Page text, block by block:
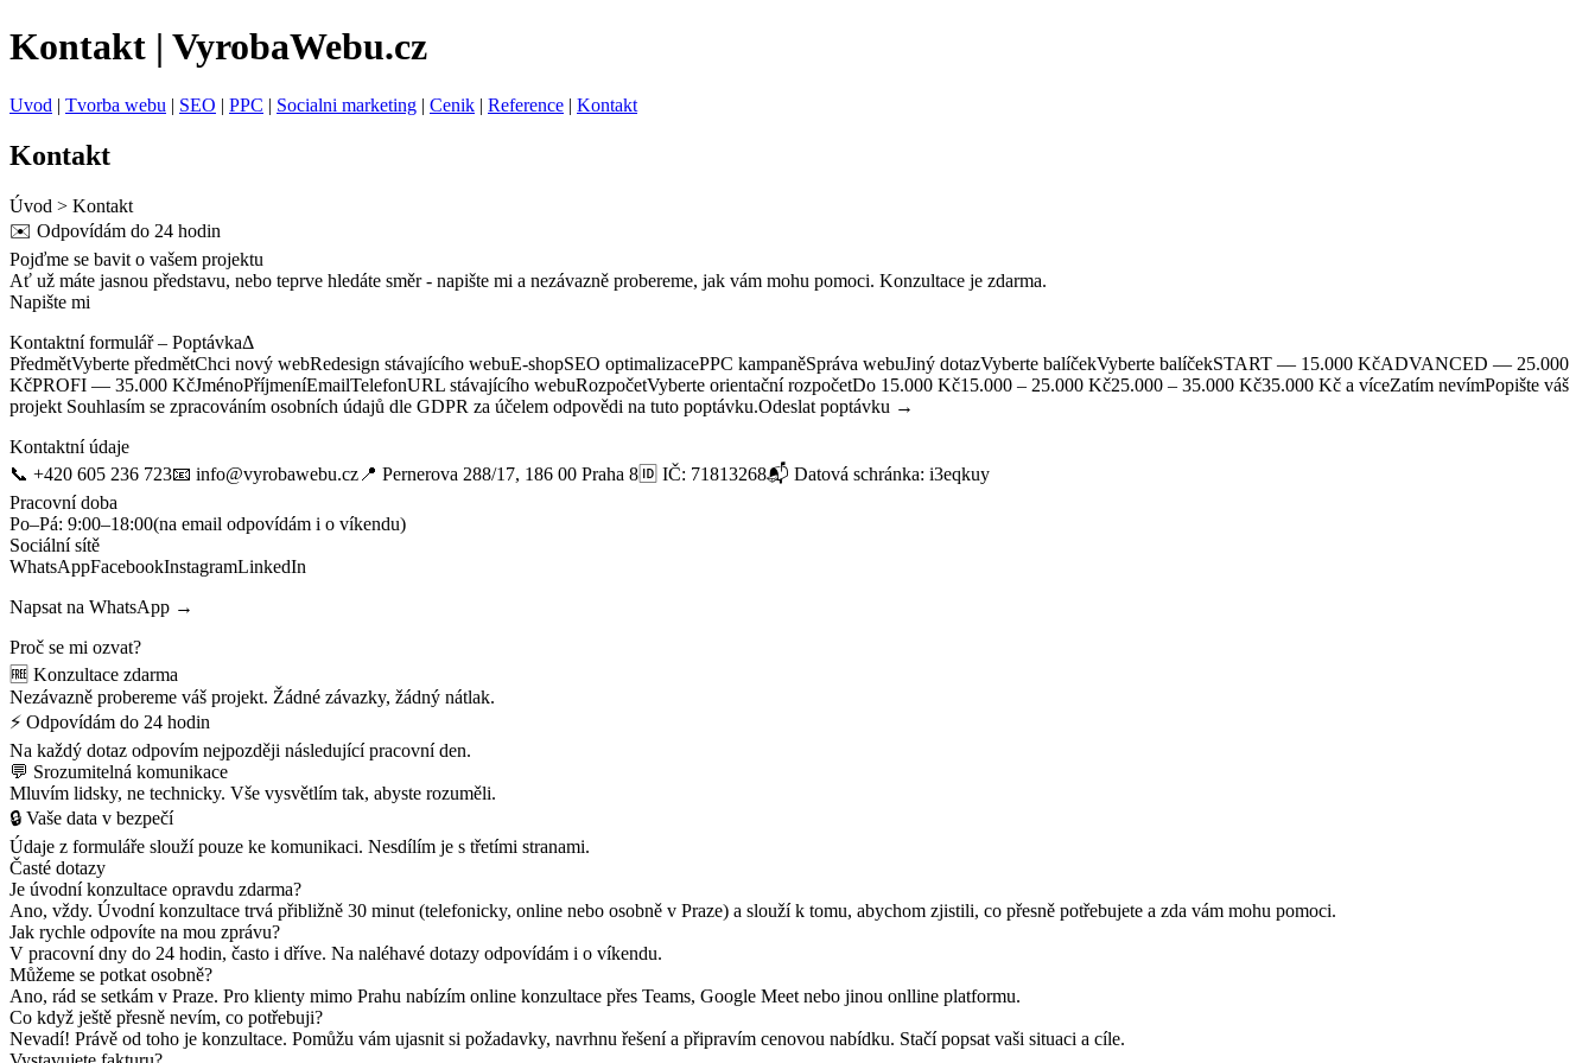
Kontakt | VyrobaWebu.cz
Uvod | Tvorba webu | SEO | PPC | Socialni marketing | Cenik | Reference | Kontakt
Kontakt
Úvod > Kontakt
✉️ Odpovídám do 24 hodin
Pojďme se bavit o vašem projektu
Ať už máte jasnou představu, nebo teprve hledáte směr - napište mi a nezávazně probereme, jak vám mohu pomoci. Konzultace je zdarma.
Napište mi
Kontaktní formulář – PoptávkaΔ
PředmětVyberte předmětChci nový webRedesign stávajícího webuE-shopSEO optimalizacePPC kampaněSpráva webuJiný dotazVyberte balíčekVyberte balíčekSTART — 15.000 KčADVANCED — 25.000
KčPROFI — 35.000 KčJménoPříjmeníEmailTelefonURL stávajícího webuRozpočetVyberte orientační rozpočetDo 15.000 Kč15.000 – 25.000 Kč25.000 – 35.000 Kč35.000 Kč a víceZatím nevímPopište váš
projekt Souhlasím se zpracováním osobních údajů dle GDPR za účelem odpovědi na tuto poptávku.Odeslat poptávku →
Kontaktní údaje
📞 +420 605 236 723📧 info@vyrobawebu.cz📍 Pernerova 288/17, 186 00 Praha 8🆔 IČ: 71813268📬 Datová schránka: i3eqkuy
Pracovní doba
Po–Pá: 9:00–18:00(na email odpovídám i o víkendu)
Sociální sítě
WhatsAppFacebookInstagramLinkedIn
Napsat na WhatsApp →
Proč se mi ozvat?
🆓 Konzultace zdarma
Nezávazně probereme váš projekt. Žádné závazky, žádný nátlak.
⚡ Odpovídám do 24 hodin
Na každý dotaz odpovím nejpozději následující pracovní den.
💬 Srozumitelná komunikace
Mluvím lidsky, ne technicky. Vše vysvětlím tak, abyste rozuměli.
🔒 Vaše data v bezpečí
Údaje z formuláře slouží pouze ke komunikaci. Nesdílím je s třetími stranami.
Časté dotazy
Je úvodní konzultace opravdu zdarma?
Ano, vždy. Úvodní konzultace trvá přibližně 30 minut (telefonicky, online nebo osobně v Praze) a slouží k tomu, abychom zjistili, co přesně potřebujete a zda vám mohu pomoci.
Jak rychle odpovíte na mou zprávu?
V pracovní dny do 24 hodin, často i dříve. Na naléhavé dotazy odpovídám i o víkendu.
Můžeme se potkat osobně?
Ano, rád se setkám v Praze. Pro klienty mimo Prahu nabízím online konzultace přes Teams, Google Meet nebo jinou onlline platformu.
Co když ještě přesně nevím, co potřebuji?
Nevadí! Právě od toho je konzultace. Pomůžu vám ujasnit si požadavky, navrhnu řešení a připravím cenovou nabídku. Stačí popsat vaši situaci a cíle.